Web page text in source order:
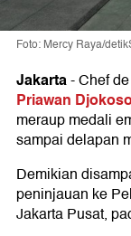
Foto: Mercy Raya/
Jakarta-Chef
Priawan
meraup medali
sampai delapan
Demikian
peninjauan ke
Jakarta Pusat,